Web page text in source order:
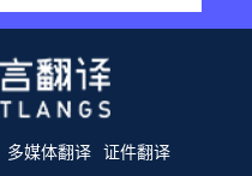
多媒体翻译 证件翻译